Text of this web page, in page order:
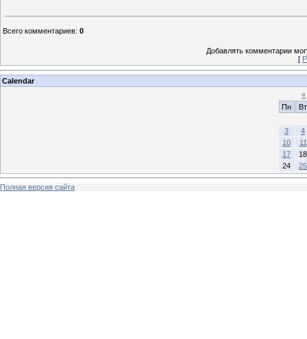
Всего комментариев: 0
Добавлять комментарии
[
Calendar
«
Пн
Вт
3
4
10
11
17
18
24
25
Полная версия сайта